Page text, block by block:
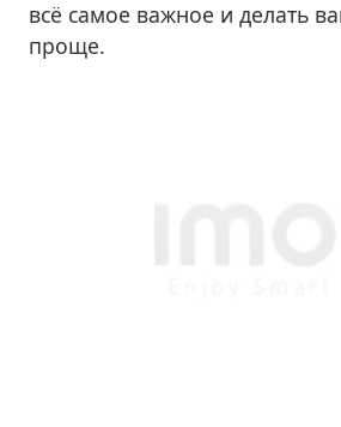
всё самое важное и делать
проще.